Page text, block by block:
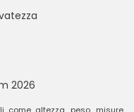
2026